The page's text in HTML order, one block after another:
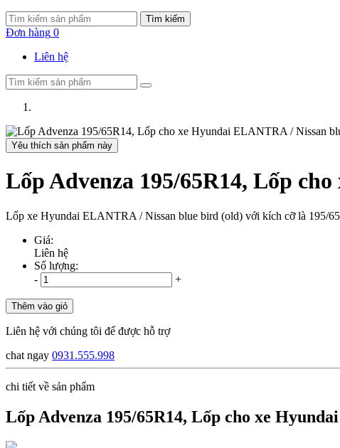
Tìm kiếm
Đơn hàng 0
Liên hệ
Yêu thích sản phẩm này
Lốp Advenza 195/65R14, Lốp
Lốp xe Hyundai ELANTRA / Nissan blue bird (old) với kích cỡ là 195/
Giá:
Liên hệ
Số lượng:
-
+
Thêm vào giỏ
Liên hệ với chúng tôi để được hỗ trợ
chat ngay 0931.555.998
chi tiết về sản phẩm
Lốp Advenza 195/65R14, Lốp cho xe